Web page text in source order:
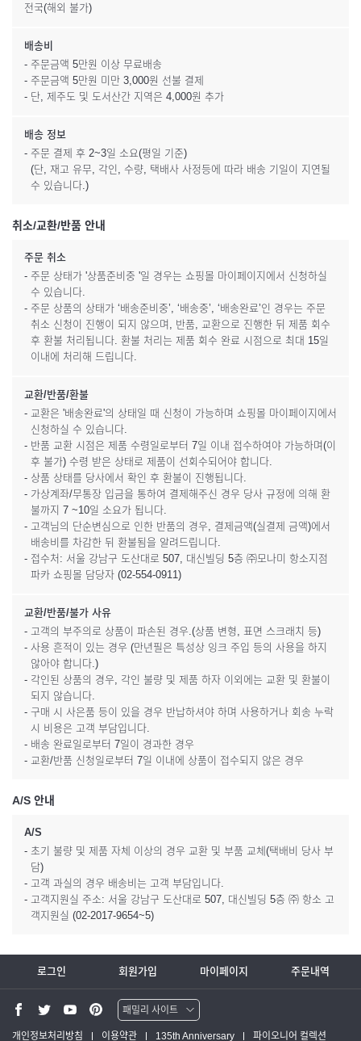
전국(해외 불가)
배송비
- 주문금액 5만원 이상 무료배송
- 주문금액 5만원 미만 3,000원 선불 결제
- 단, 제주도 및 도서산간 지역은 4,000원 추가
배송 정보
- 주문 결제 후 2~3일 소요(평일 기준)
(단, 재고 유무, 각인, 수량, 택배사 사정등에 따라 배송 기일이 지연될
수 있습니다.)
취소/교환/반품 안내
주문 취소
- 주문 상태가 '상품준비중 '일 경우는 쇼핑몰 마이페이지에서 신청하실
수 있습니다.
- 주문 상품의 상태가 ‘배송준비중’, ‘배송중’, ‘배송완료’인 경우는 주문
취소 신청이 진행이 되지 않으며, 반품, 교환으로 진행한 뒤 제품 회수
후 환불 처리됩니다. 환불 처리는 제품 회수 완료 시점으로 최대 15일
이내에 처리해 드립니다.
교환/반품/환불
- 교환은 '배송완료'의 상태일 때 신청이 가능하며 쇼핑몰 마이페이지에서
신청하실 수 있습니다.
- 반품 교환 시점은 제품 수령일로부터 7일 이내 접수하여야 가능하며(이
후 불가) 수령 받은 상태로 제품이 선회수되어야 합니다.
- 상품 상태를 당사에서 확인 후 환불이 진행됩니다.
- 가상계좌/무통장 입금을 통하여 결제해주신 경우 당사 규정에 의해 환
불까지 7 ~10일 소요가 됩니다.
- 고객님의 단순변심으로 인한 반품의 경우, 결제금액(실결제 금액)에서
배송비를 차감한 뒤 환불됨을 알려드립니다.
- 접수처: 서울 강남구 도산대로 507, 대신빌딩 5층 ㈜모나미 항소지점
파카 쇼핑몰 담당자 (02-554-0911)
교환/반품/불가 사유
- 고객의 부주의로 상품이 파손된 경우.(상품 변형, 표면 스크래치 등)
- 사용 흔적이 있는 경우 (만년필은 특성상 잉크 주입 등의 사용을 하지
않아야 합니다.)
- 각인된 상품의 경우, 각인 불량 및 제품 하자 이외에는 교환 및 환불이
되지 않습니다.
- 구매 시 사은품 등이 있을 경우 반납하셔야 하며 사용하거나 회송 누락
시 비용은 고객 부담입니다.
- 배송 완료일로부터 7일이 경과한 경우
- 교환/반품 신청일로부터 7일 이내에 상품이 접수되지 않은 경우
A/S 안내
A/S
- 초기 불량 및 제품 자체 이상의 경우 교환 및 부품 교체(택배비 당사 부
담)
- 고객 과실의 경우 배송비는 고객 부담입니다.
- 고객지원실 주소: 서울 강남구 도산대로 507, 대신빌딩 5층 ㈜ 항소 고
객지원실 (02-2017-9654~5)
로그인 회원가입 마이페이지 주문내역
패밀리 사이트
워터맨 쇼핑몰
개인정보처리방침 이용약관 135th Anniversary 파이오니어 컬렉션